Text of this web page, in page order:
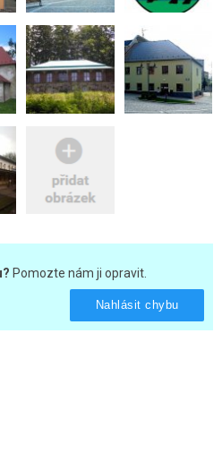
Pomozte nám ji opravit.
Nahlásit chybu